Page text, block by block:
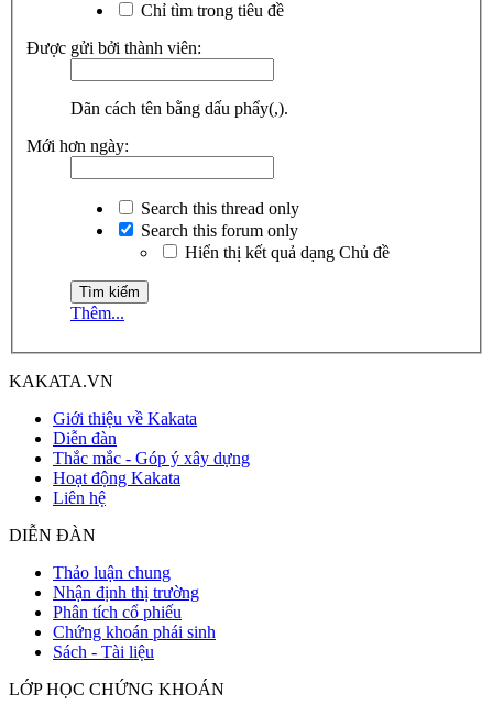
Chỉ tìm trong tiêu đề
Được gửi bởi thành viên:
Dãn cách tên bằng dấu phẩy(,).
Mới hơn ngày:
Search this thread only
Search this forum only
Hiển thị kết quả dạng Chủ đề
Thêm...
KAKATA.VN
Giới thiệu về Kakata
Diễn đàn
Thắc mắc - Góp ý xây dựng
Hoạt động Kakata
Liên hệ
DIỄN ĐÀN
Thảo luận chung
Nhận định thị trường
Phân tích cổ phiếu
Chứng khoán phái sinh
Sách - Tài liệu
LỚP HỌC CHỨNG KHOÁN